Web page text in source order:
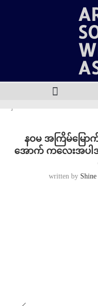
ရိက္ခာဝေ
နဝမ အကြိမ်မြေ
အောက် ကလေးအပါ
written by